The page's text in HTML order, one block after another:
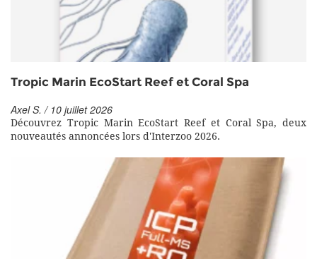
Tropic Marin EcoStart Reef et Coral Spa
Axel S. / 10 juillet 2026
Découvrez Tropic Marin EcoStart Reef et Coral Spa, deux
nouveautés annoncées lors d'Interzoo 2026.